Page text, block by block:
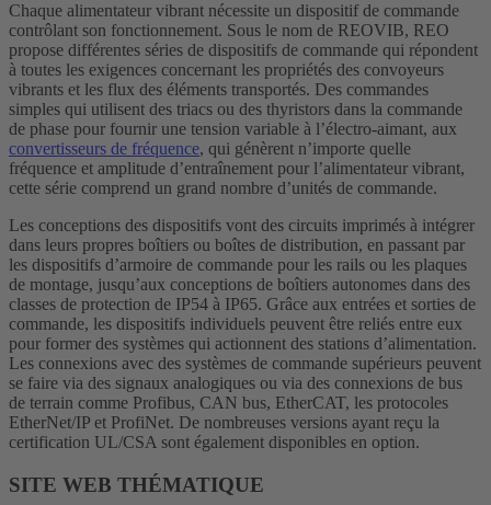
Chaque alimentateur vibrant nécessite un dispositif de commande
contrôlant son fonctionnement. Sous le nom de REOVIB, REO
propose différentes séries de dispositifs de commande qui répondent
à toutes les exigences concernant les propriétés des convoyeurs
vibrants et les flux des éléments transportés. Des commandes
simples qui utilisent des triacs ou des thyristors dans la commande
de phase pour fournir une tension variable à l’électro-aimant, aux
convertisseurs de fréquence, qui génèrent n’importe quelle
fréquence et amplitude d’entraînement pour l’alimentateur vibrant,
cette série comprend un grand nombre d’unités de commande.
Les conceptions des dispositifs vont des circuits imprimés à intégrer
dans leurs propres boîtiers ou boîtes de distribution, en passant par
les dispositifs d’armoire de commande pour les rails ou les plaques
de montage, jusqu’aux conceptions de boîtiers autonomes dans des
classes de protection de IP54 à IP65. Grâce aux entrées et sorties de
commande, les dispositifs individuels peuvent être reliés entre eux
pour former des systèmes qui actionnent des stations d’alimentation.
Les connexions avec des systèmes de commande supérieurs peuvent
se faire via des signaux analogiques ou via des connexions de bus
de terrain comme Profibus, CAN bus, EtherCAT, les protocoles
EtherNet/IP et ProfiNet. De nombreuses versions ayant reçu la
certification UL/CSA sont également disponibles en option.
SITE WEB THÉMATIQUE